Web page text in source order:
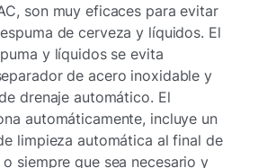
son muy eficaces para evitar
de cerveza y líquidos. El
y líquidos se evita
de acero inoxidable y
drenaje automático. El
automáticamente, incluye un
limpieza automática al final de
siempre que sea necesario y